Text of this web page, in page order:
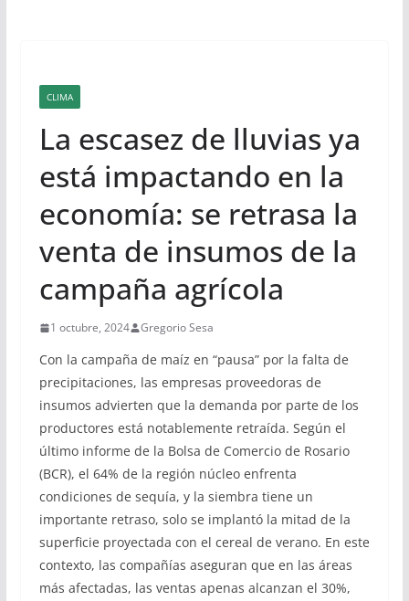
CLIMA
La escasez de lluvias ya
está impactando en la
economía: se retrasa la
venta de insumos de la
campaña agrícola
1 octubre, 2024 Gregorio Sesa
Con la campaña de maíz en “pausa” por la falta de
precipitaciones, las empresas proveedoras de
insumos advierten que la demanda por parte de los
productores está notablemente retraída. Según el
último informe de la Bolsa de Comercio de Rosario
(BCR), el 64% de la región núcleo enfrenta
condiciones de sequía, y la siembra tiene un
importante retraso, solo se implantó la mitad de la
superficie proyectada con el cereal de verano. En este
contexto, las compañías aseguran que en las áreas
más afectadas, las ventas apenas alcanzan el 30%,